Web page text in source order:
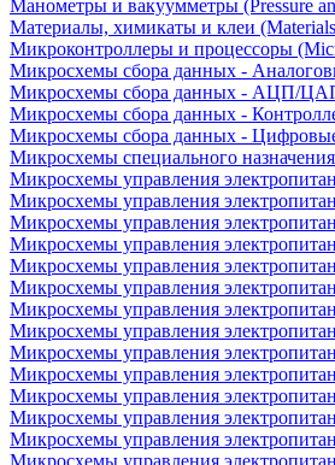
Манометры и вакуумметры (Pressure
Материалы, химикаты и клеи
Микроконтроллеры и процессоры
Микросхемы сбора данных -
Микросхемы сбора данных - АЦП/ЦАП
Микросхемы сбора данных -
Микросхемы сбора данных -
Микросхемы специального назначения
Микросхемы управления
Микросхемы управления
Микросхемы управления
Микросхемы управления
Микросхемы управления
Микросхемы управления
Микросхемы управления
Микросхемы управления
Микросхемы управления
Микросхемы управления
Микросхемы управления
Микросхемы управления
Микросхемы управления
Микросхемы управления